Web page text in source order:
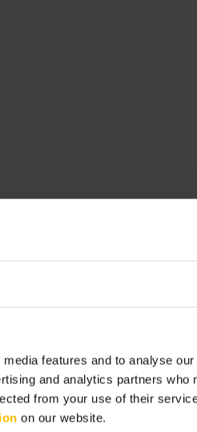
features and to analyse
and analytics partners who
from your use of their
on our website.